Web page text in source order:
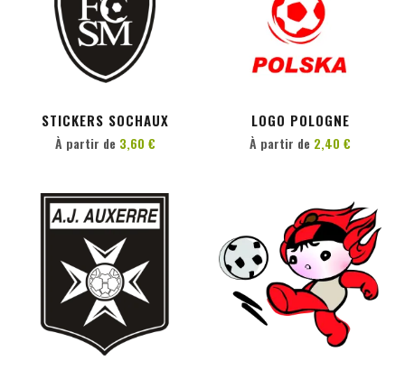
STICKERS SOCHAUX
PERSONNALISER
À partir de 3,60 €
LOGO POLOGNE
PERSONNALISER
À partir de 2,40 €
PERSONNALISER PERSONNALISER